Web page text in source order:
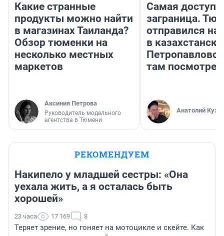
Какие странные
продукты можно найти
в магазинах Таиланда?
Обзор тюменки на
несколько местных
маркетов
Аксиния Петрова
Руководитель модельного
агентства в Тюмени
Самая
заграница.
отправился
в
там
Анатолий
РЕКОМЕНДУЕМ
Накипело у младшей сестры: «Она
уехала жить, а я осталась быть
хорошей»
23 часа 17 169 8
Теряет зрение, но гоняет на мотоцикле и скейте. Как